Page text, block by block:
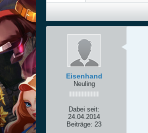
Eisenhand
Neuling
Dabei seit:
24.04.2014
Beiträge: 23